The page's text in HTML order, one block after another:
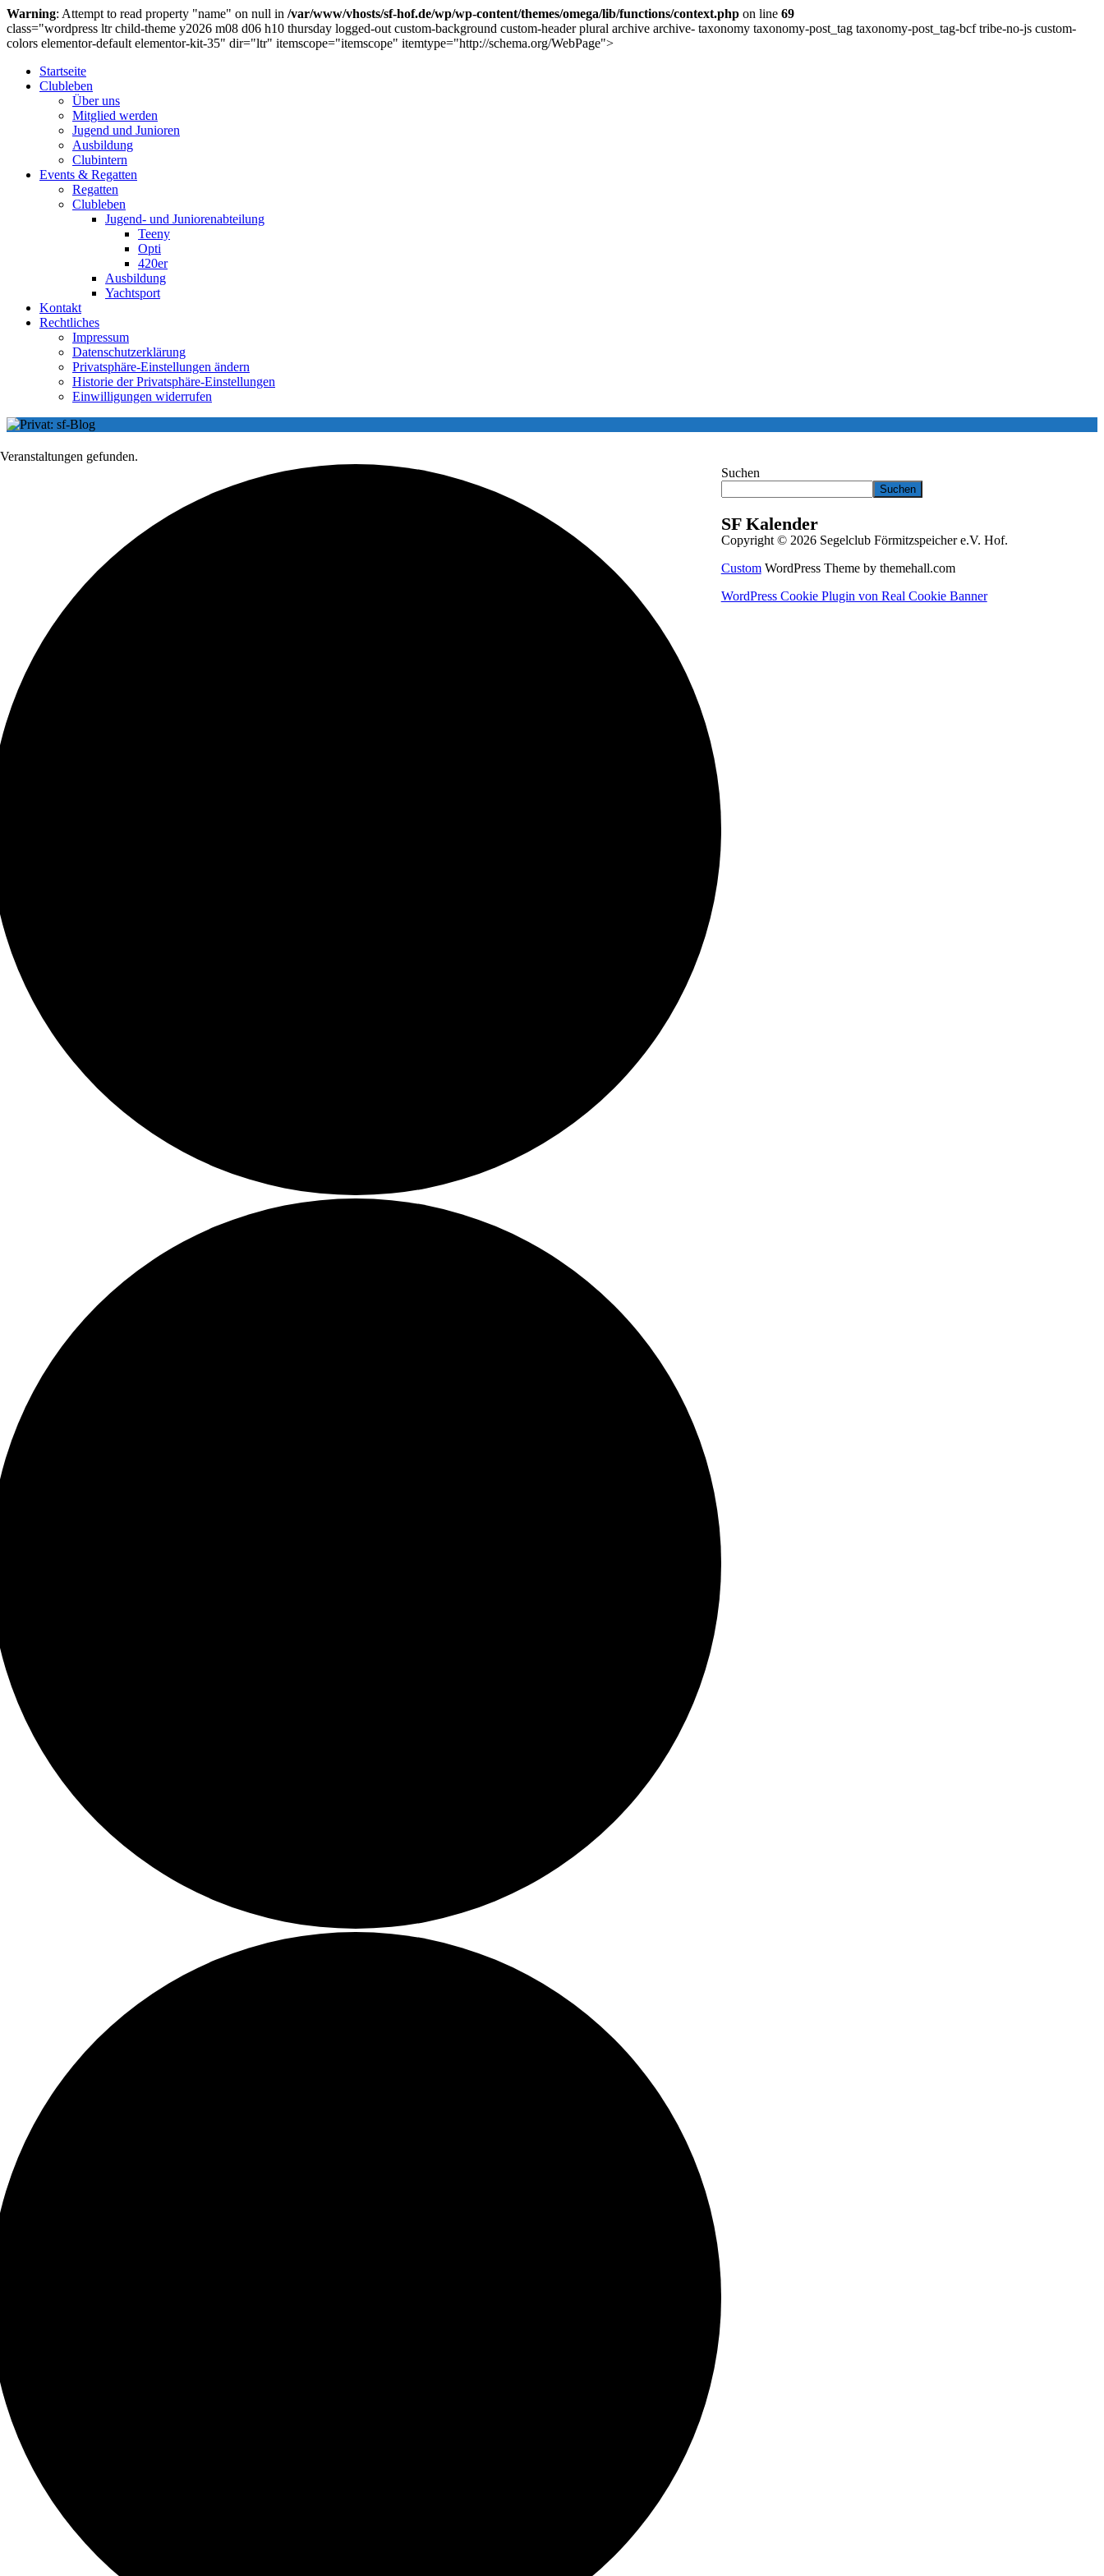
Warning: Attempt to read property "name" on null in /var/www/vhosts/sf-hof.de/wp/wp-content/themes/omega/lib/functions/context.php on line 69
class="wordpress ltr child-theme y2026 m08 d06 h10 thursday logged-out custom-background custom-header plural archive archive- taxonomy taxonomy-post_tag taxonomy-post_tag-bcf tribe-no-js custom-
colors elementor-default elementor-kit-35" dir="ltr" itemscope="itemscope" itemtype="http://schema.org/WebPage">
Startseite
Clubleben
Über uns
Mitglied werden
Jugend und Junioren
Ausbildung
Clubintern
Events & Regatten
Regatten
Clubleben
Jugend- und Juniorenabteilung
Teeny
Opti
420er
Ausbildung
Yachtsport
Kontakt
Rechtliches
Impressum
Datenschutzerklärung
Privatsphäre-Einstellungen ändern
Historie der Privatsphäre-Einstellungen
Einwilligungen widerrufen
gefunden.
Suchen
Suchen
SF Kalender
Copyright © 2026 Segelclub Förmitzspeicher e.V. Hof.
CustomWordPress Theme by themehall.com
WordPress Cookie Plugin von Real Cookie Banner